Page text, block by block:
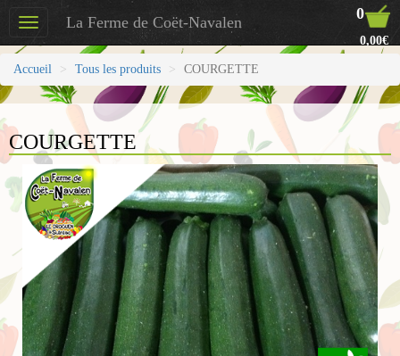
Toggle
navigation
La Ferme de Coët-Navalen 0
0,00€
Accueil Tous les produits COURGETTE
COURGETTE